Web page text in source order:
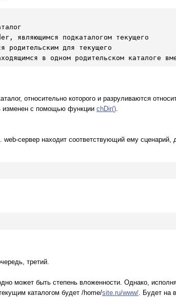
являющимся подкаталогом текущего
родительским для текущего
в одном родительском каталоге
относительно которого и разруливаются
изменен с помощью функции chDir().
. web-сервер находит соответствующий ему сценарий,
третий.
может быть степень вложенности. Однако,
каталогом будет /home/site.ru/www/. Будет на